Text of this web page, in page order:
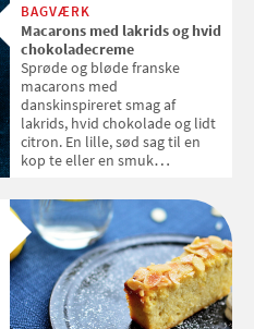
BAGVÆRK
Macarons med lakrids og hvid
chokoladecreme
Sprøde og bløde franske
macarons med
danskinspireret smag af
lakrids, hvid chokolade og lidt
citron. En lille, sød sag til en
kop te eller en smuk